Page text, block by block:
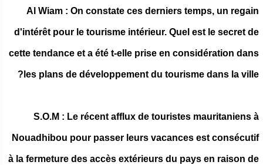
Al Wiam : On constate ces derniers temps, un regain
d'intérêt pour le tourisme intérieur. Quel est le secret de
cette tendance et a été t-elle prise en considération dans
les plans de développement du tourisme dans la ville?
S.O.M : Le récent afflux de touristes mauritaniens à
Nouadhibou pour passer leurs vacances est consécutif
à la fermeture des accès extérieurs du pays en raison de